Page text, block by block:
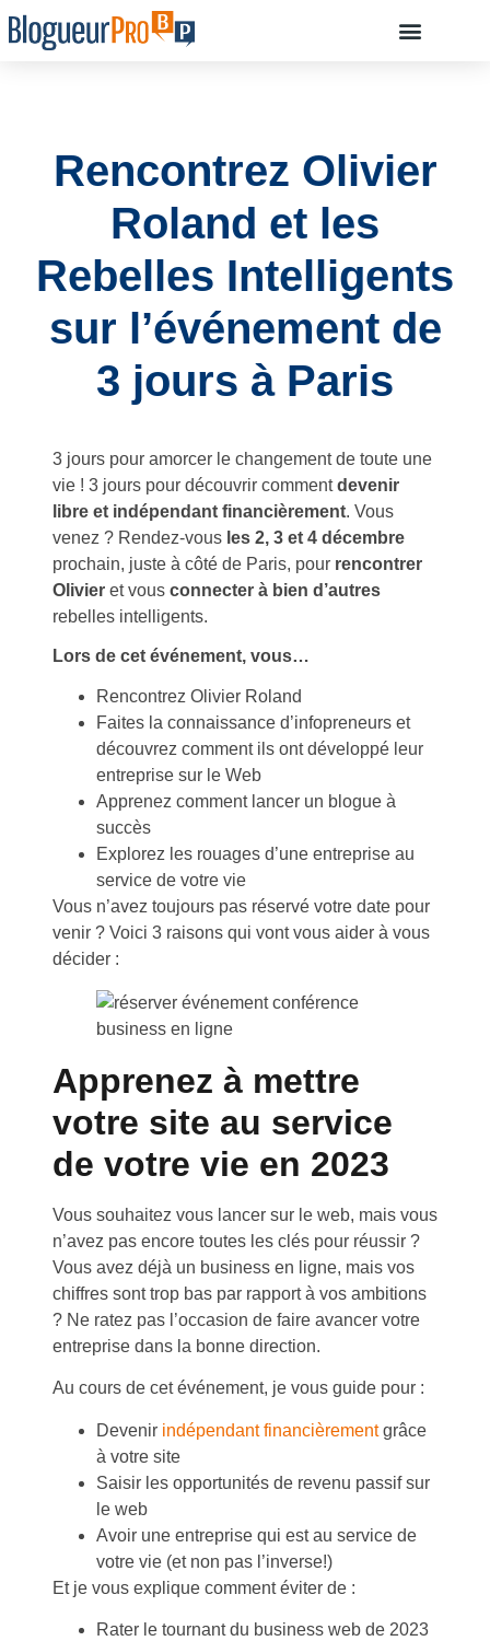
Rencontrez Olivier
Roland et les
Rebelles Intelligents
sur l’événement de
3 jours à Paris
3 jours pour amorcer le changement de toute une
vie ! 3 jours pour découvrir commentdevenir
libre et indépendant financièrement. Vous
venez ? Rendez-vous les 2, 3 et 4 décembre
prochain, juste à côté de Paris, pour rencontrer
Olivier et vous connecter à bien d’autres
rebelles intelligents.
Lors de cet événement, vous…
Rencontrez Olivier Roland
Faites la connaissance d’infopreneurs et
découvrez comment ils ont développé leur
entreprise sur le Web
Apprenez comment lancer un blogue à
succès
Explorez les rouages d’une entreprise au
service de votre vie
Vous n’avez toujours pas réservé votre date pour
venir ? Voici 3 raisons qui vont vous aider à vous
décider :
Apprenez à mettre
votre site au service
de votre vie en 2023
Vous souhaitez vous lancer sur le web, mais vous
n’avez pas encore toutes les clés pour réussir ?
Vous avez déjà un business en ligne, mais vos
chiffres sont trop bas par rapport à vos ambitions
? Ne ratez pas l’occasion de faire avancer votre
entreprise dans la bonne direction.
Au cours de cet événement, je vous guide pour :
Devenir indépendant financièrementgrâce
à votre site
Saisir les opportunités de revenu passif sur
le web
Avoir une entreprise qui est au service de
votre vie (et non pas l’inverse!)
Et je vous explique comment éviter de :
Rater le tournant du business web de 2023